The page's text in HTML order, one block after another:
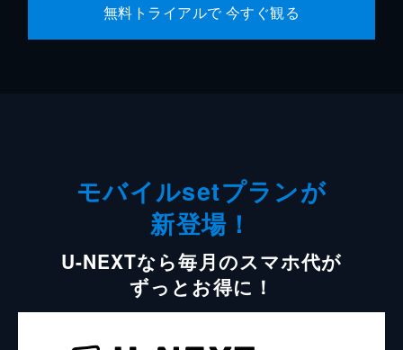
無料トライアルで 今すぐ観る
モバイルsetプランが
新登場！
U-NEXTなら毎月のスマホ代が
ずっとお得に！